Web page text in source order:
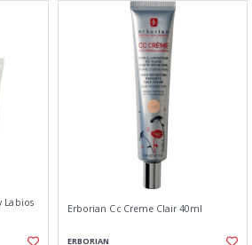
Labios Erborian Cc Creme Clair 40ml
ERBORIAN